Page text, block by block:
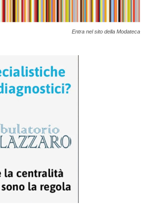
Entra nel sito della Modateca